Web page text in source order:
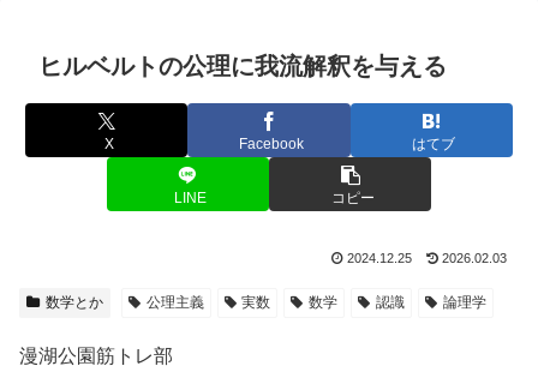
ヒルベルトの公理に我流解釈を与える
X Facebook はてブ
LINE コピー
2024.12.25 2026.02.03
数学とか 公理主義 実数 数学 認識 論理学
漫湖公園筋トレ部